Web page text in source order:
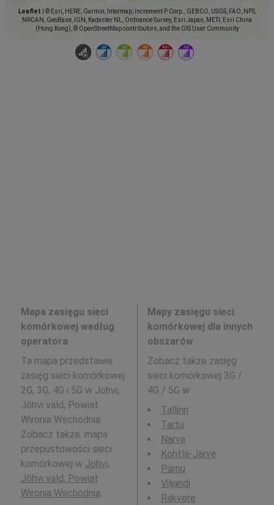
Leaflet
© Esri, HERE, Garmin, Intermap, increment P Corp., GEBCO, USGS, FAO, NPS,
NRCAN, GeoBase, IGN, Kadaster NL, Ordnance Survey, Esri Japan, METI, Esri China
(Hong Kong), © OpenStreetMap contributors, and the GIS User Community
Mapa zasięgu sieci
komórkowej według
operatora
Ta mapa przedstawia
zasięg sieci komórkowej
2G, 3G, 4G i 5G w Johvi,
Jõhvi vald, Powiat
Wironia Wschodnia.
Zobacz także: mapa
przepustowości sieci
komórkowej w Johvi,
Jõhvi vald, Powiat
Wironia Wschodnia.
Mapy zasięgu sieci
komórkowej dla innych
obszarów
Zobacz także zasięg
sieci komórkowej 3G /
4G / 5G w :
Tallinn
Tartu
Narva
Kohtla-Järve
Pärnu
Viljandi
Rakvere